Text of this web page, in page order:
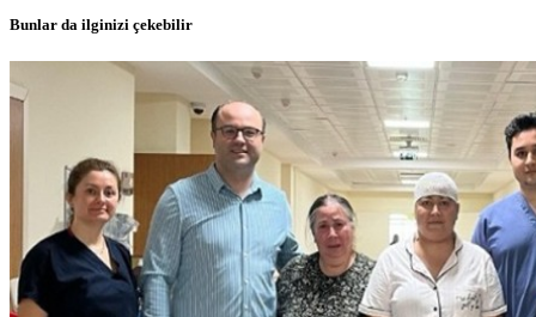
Bunlar da ilginizi çekebilir